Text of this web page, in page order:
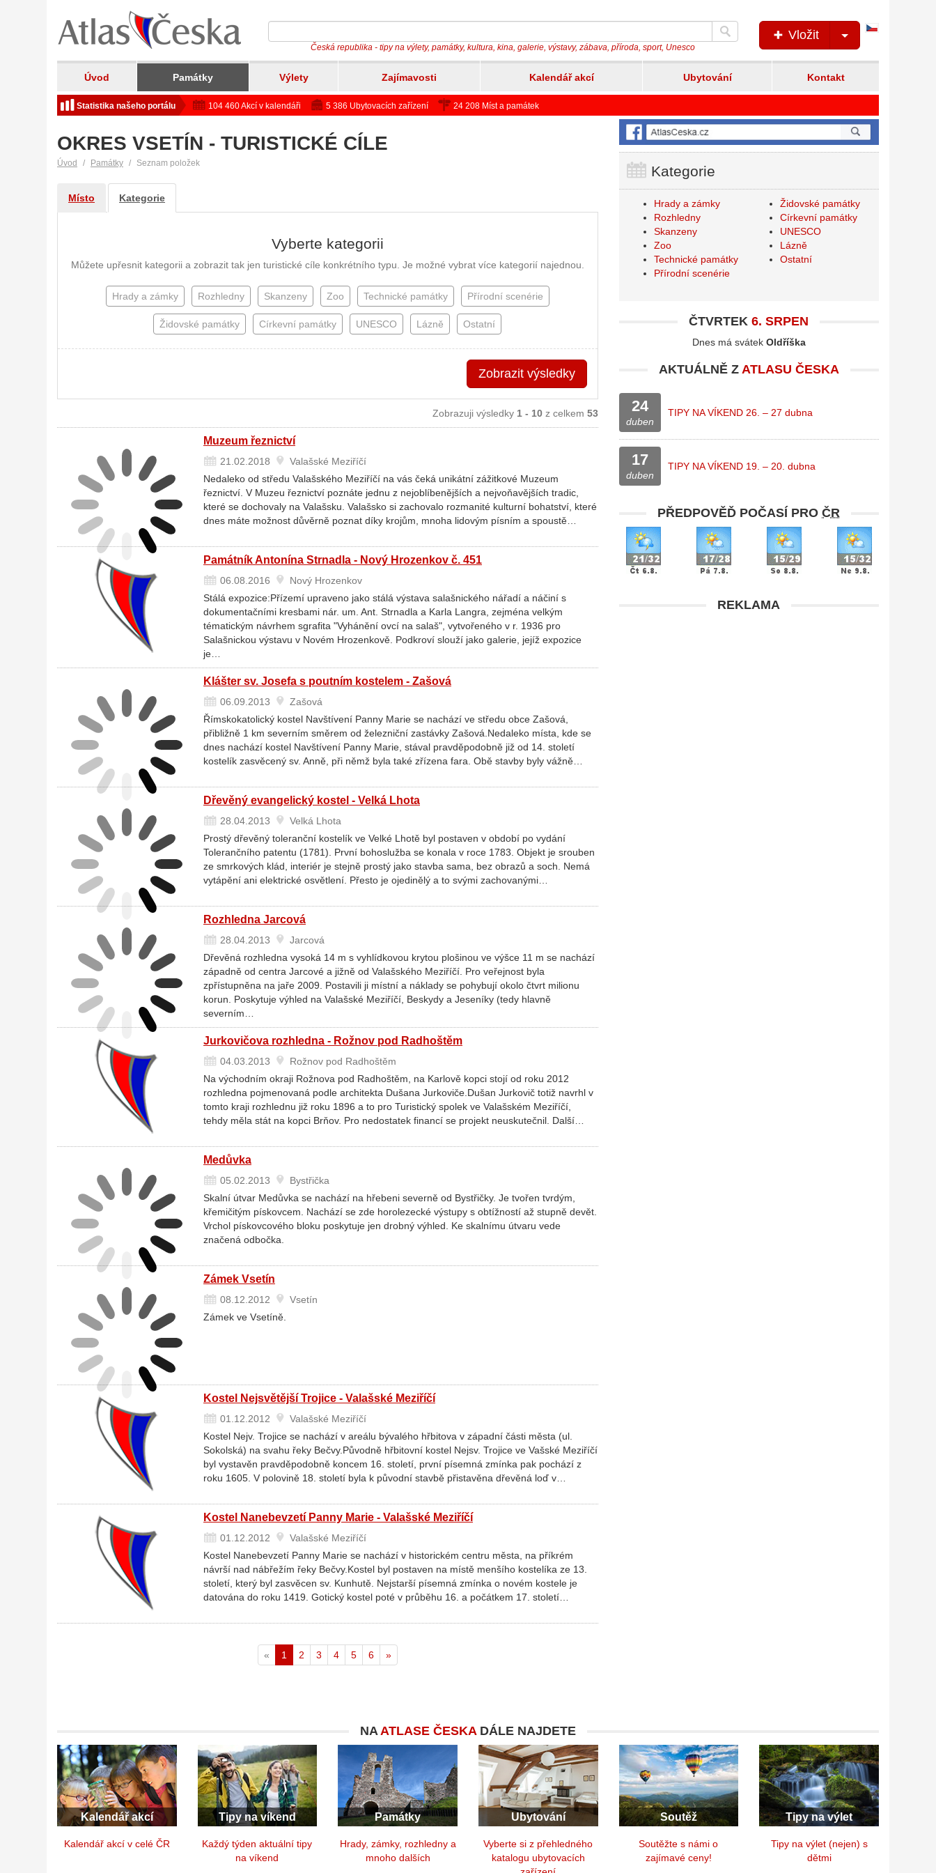
Česká republika - tipy na výlety, památky, kultura, kina, galerie, výstavy, zábava, příroda, sport, Unesco
Vložit
Úvod Památky Výlety Zajímavosti Kalendář akcí Ubytování Kontakt
Statistika našeho portálu 104 460 Akcí v kalendáři 5 386 Ubytovacích zařízení 24 208 Míst a památek
OKRES VSETÍN - TURISTICKÉ CÍLE
Úvod Památky Seznam položek
Místo Kategorie
Vyberte kategorii
Můžete upřesnit kategorii a zobrazit tak jen turistické cíle konkrétního typu. Je možné vybrat více kategorií najednou.
Hrady a zámky Rozhledny Skanzeny Zoo Technické památky Přírodní scenérie
Židovské památky Církevní památky UNESCO Lázně Ostatní
Zobrazit výsledky
Zobrazuji výsledky 1 - 10z celkem 53
Muzeum řeznictví
21.02.2018
Valašské Meziříčí
Nedaleko od středu Valašského Meziříčí na vás čeká unikátní zážitkové Muzeum
řeznictví. V Muzeu řeznictví poznáte jednu z nejoblíbenějších a nejvoňavějších tradic,
které se dochovaly na Valašsku. Valašsko si zachovalo rozmanité kulturní bohatství, které
dnes máte možnost důvěrně poznat díky krojům, mnoha lidovým písním a spoustě…
Památník Antonína Strnadla - Nový Hrozenkov č. 451
06.08.2016
Nový Hrozenkov
Stálá expozice:Přízemí upraveno jako stálá výstava salašnického nářadí a náčiní s
dokumentačními kresbami nár. um. Ant. Strnadla a Karla Langra, zejména velkým
tématickým návrhem sgrafita "Vyhánění ovcí na salaš", vytvořeného v r. 1936 pro
Salašnickou výstavu v Novém Hrozenkově. Podkroví slouží jako galerie, jejíž expozice
je…
Klášter sv. Josefa s poutním kostelem - Zašová
06.09.2013
Zašová
Římskokatolický kostel Navštívení Panny Marie se nachází ve středu obce Zašová,
přibližně 1 km severním směrem od železniční zastávky Zašová.Nedaleko místa, kde se
dnes nachází kostel Navštívení Panny Marie, stával pravděpodobně již od 14. století
kostelík zasvěcený sv. Anně, při němž byla také zřízena fara. Obě stavby byly vážně…
Dřevěný evangelický kostel - Velká Lhota
28.04.2013
Velká Lhota
Prostý dřevěný toleranční kostelík ve Velké Lhotě byl postaven v období po vydání
Tolerančního patentu (1781). První bohoslužba se konala v roce 1783. Objekt je srouben
ze smrkových klád, interiér je stejně prostý jako stavba sama, bez obrazů a soch. Nemá
vytápění ani elektrické osvětlení. Přesto je ojedinělý a to svými zachovanými…
Rozhledna Jarcová
28.04.2013
Jarcová
Dřevěná rozhledna vysoká 14 m s vyhlídkovou krytou plošinou ve výšce 11 m se nachází
západně od centra Jarcové a jižně od Valašského Meziříčí. Pro veřejnost byla
zpřístupněna na jaře 2009. Postavili ji místní a náklady se pohybují okolo čtvrt milionu
korun. Poskytuje výhled na Valašské Meziříčí, Beskydy a Jeseníky (tedy hlavně
severním…
Jurkovičova rozhledna - Rožnov pod Radhoštěm
04.03.2013
Rožnov pod Radhoštěm
Na východním okraji Rožnova pod Radhoštěm, na Karlově kopci stojí od roku 2012
rozhledna pojmenovaná podle architekta Dušana Jurkoviče.Dušan Jurkovič totiž navrhl v
tomto kraji rozhlednu již roku 1896 a to pro Turistický spolek ve Valašském Meziříčí,
tehdy měla stát na kopci Brňov. Pro nedostatek financí se projekt neuskutečnil. Další…
Medůvka
05.02.2013
Bystřička
Skalní útvar Medůvka se nachází na hřebeni severně od Bystřičky. Je tvořen tvrdým,
křemičitým pískovcem. Nachází se zde horolezecké výstupy s obtížností až stupně devět.
Vrchol pískovcového bloku poskytuje jen drobný výhled. Ke skalnímu útvaru vede
značená odbočka.
Zámek Vsetín
08.12.2012
Vsetín
Zámek ve Vsetíně.
Kostel Nejsvětější Trojice - Valašské Meziříčí
01.12.2012
Valašské Meziříčí
Kostel Nejv. Trojice se nachází v areálu bývalého hřbitova v západní části města (ul.
Sokolská) na svahu řeky Bečvy.Původně hřbitovní kostel Nejsv. Trojice ve Vašské Meziříčí
byl vystavěn pravděpodobně koncem 16. století, první písemná zmínka pak pochází z
roku 1605. V polovině 18. století byla k původní stavbě přistavěna dřevěná loď v…
Kostel Nanebevzetí Panny Marie - Valašské Meziříčí
01.12.2012
Valašské Meziříčí
Kostel Nanebevzetí Panny Marie se nachází v historickém centru města, na příkrém
návrší nad nábřežím řeky Bečvy.Kostel byl postaven na místě menšího kostelíka ze 13.
století, který byl zasvěcen sv. Kunhutě. Nejstarší písemná zmínka o novém kostele je
datována do roku 1419. Gotický kostel poté v průběhu 16. a počátkem 17. století…
« 1 2 3 4 5 6 »
Kategorie
Hrady a zámky
Rozhledny
Skanzeny
Zoo
Technické památky
Přírodní scenérie
Židovské památky
Církevní památky
UNESCO
Lázně
Ostatní
ČTVRTEK6. SRPEN
Dnes má svátek Oldříška
AKTUÁLNĚ Z ATLASU ČESKA
24
duben
TIPY NA VÍKEND 26. – 27 dubna
17
duben
TIPY NA VÍKEND 19. – 20. dubna
PŘEDPOVĚĎ POČASÍ PROČR
REKLAMA
NAATLASE ČESKADÁLE NAJDETE
Kalendář akcí
Kalendář akcí v celé ČR
Tipy na víkend
Každý týden aktuální tipy
na víkend
Památky
Hrady, zámky, rozhledny a
mnoho dalších
Ubytování
Vyberte si z přehledného
katalogu ubytovacích
Soutěž
Soutěžte s námi o
zajímavé ceny!
Tipy na výlet
Tipy na výlet (nejen) s
dětmi